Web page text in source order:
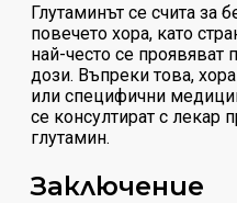
Глутаминът се счита за
повечето хора, като
най-често се
дози. Въпреки това,
или специфични
се консултират с лекар
глутамин.
Заключение